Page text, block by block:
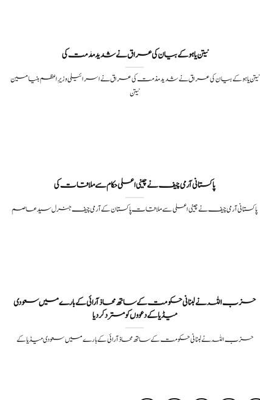
نیتن یاہو کے بیان کی عراق نےشدید مذمت کی
نیتن یاہو کے بیان کی عراق نےشدید مذمت کی عراق نے اسرائیلی وزیرِاعظم بنیامین
نیتن
پاکستانی آرمی چیف نے چینی اعلی حکام سے ملاقات کی
پاکستانی آرمی چیف نے چینی اعلی سے ملاقات پاکستان کے آرمی چیف جنرل سید عاصم
حزب اللہ نے لبنانی حکومت کے ساتھ محاذ آرائی کے بارے میں سعودی
میڈیا کے دعووں کو مسترد کر دیا
حزب اللہ نے لبنانی حکومت کے ساتھ محاذ آرائی کے بارے میں سعودی میڈیا کے